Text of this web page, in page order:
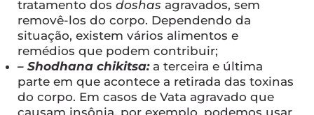
tratamento dos doshas agravados, sem
removê-los do corpo. Dependendo da
situação, existem vários alimentos e
remédios que podem contribuir;
– Shodhana chikitsa: a terceira e última
parte em que acontece a retirada das toxinas
do corpo. Em casos de Vata agravado que